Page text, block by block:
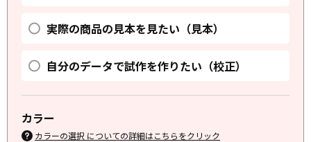
実際の商品の見本を見たい（見本）
自分のデータで試作を作りたい（校正）
カラー
カラーの選択 についての詳細はこちらをクリック